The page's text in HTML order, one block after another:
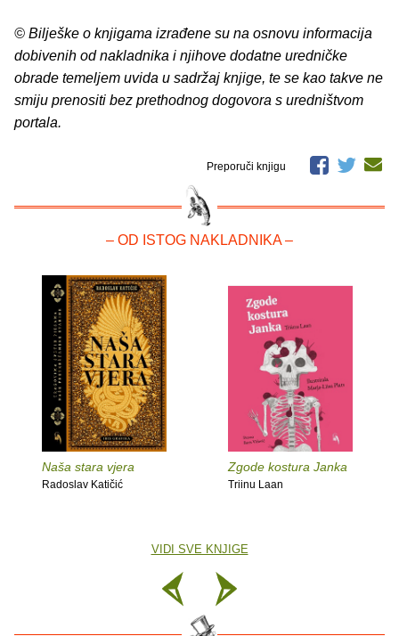
© Bilješke o knjigama izrađene su na osnovu informacija
dobivenih od nakladnika i njihove dodatne uredničke
obrade temeljem uvida u sadržaj knjige, te se kao takve ne
smiju prenositi bez prethodnog dogovora s uredništvom
portala.
Preporuči knjigu
– OD ISTOG NAKLADNIKA –
Naša stara vjera
Radoslav Katičić
Zgode kostura Janka
Triinu Laan
VIDI SVE KNJIGE